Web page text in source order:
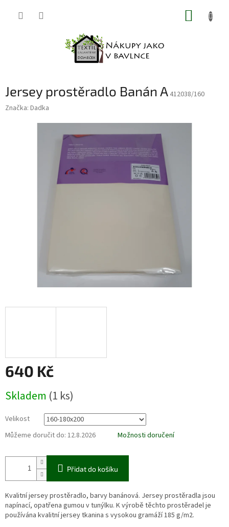
Jersey prostěradlo Banán A 412038/160
Značka: Dadka
640 Kč
cena:
Skladem (1 ks)
Velikost
Můžeme doručit do: 12.8.2026 Možnosti doručení
Přidat do košíku
Kvalitní jersey prostěradlo, barvy banánová. Jersey prostěradla jsou
napínací, opatřena gumou v tunýlku. K výrobě těchto prostěradel je
používána kvalitní jersey tkanina s vysokou gramáží 185 g/m2.